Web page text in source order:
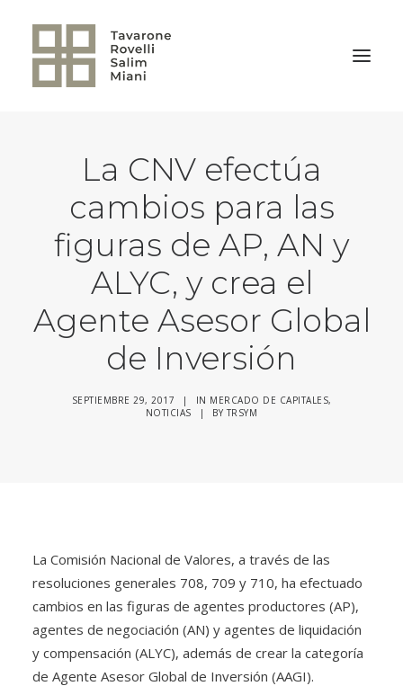
VOLVER A LA HOME
La CNV efectúa
cambios para las
figuras de AP, AN y
ALYC, y crea el
Agente Asesor Global
de Inversión
SEPTIEMBRE 29, 2017 | IN MERCADO DE CAPITALES,
NOTICIAS
| BYTRSYM
La Comisión Nacional de Valores, a través de las
resoluciones generales 708, 709 y 710, ha efectuado
cambios en las figuras de agentes productores (AP),
agentes de negociación (AN) y agentes de liquidación
y compensación (ALYC), además de crear la categoría
de Agente Asesor Global de Inversión (AAGI).